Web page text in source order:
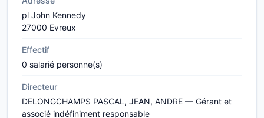
pl John Kennedy
27000 Evreux
Effectif
0 salarié personne(s)
Directeur
DELONGCHAMPS PASCAL, JEAN, ANDRE — Gérant et
associé indéfiniment responsable